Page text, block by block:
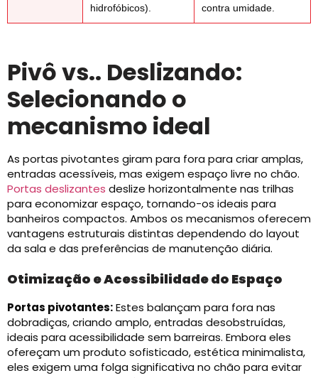
hidrofóbicos).
contra umidade.
Pivô vs.. Deslizando:
Selecionando o
mecanismo ideal
As portas pivotantes giram para fora para criar amplas,
entradas acessíveis, mas exigem espaço livre no chão.
Portas deslizantes deslize horizontalmente nas trilhas
para economizar espaço, tornando-os ideais para
banheiros compactos. Ambos os mecanismos oferecem
vantagens estruturais distintas dependendo do layout
da sala e das preferências de manutenção diária.
Otimização e Acessibilidade do Espaço
Portas pivotantes:Estes balançam para fora nas
dobradiças, criando amplo, entradas desobstruídas,
ideais para acessibilidade sem barreiras. Embora eles
ofereçam um produto sofisticado, estética minimalista,
eles exigem uma folga significativa no chão para evitar